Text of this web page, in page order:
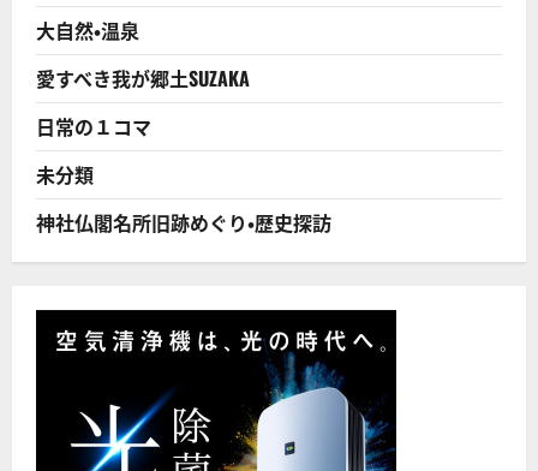
ご
る!
に
つ
い
さ
ら
む
て
い
る
！
「死
ね
な
い
が
到
来！？
つ
ら
に
大自然・温泉
愛すべき我が郷土SUZAKA
日常の１コマ
未分類
神社仏閣名所旧跡めぐり・歴史探訪